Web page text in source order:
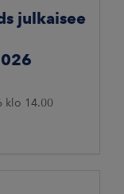
julkaisee
klo 14.00